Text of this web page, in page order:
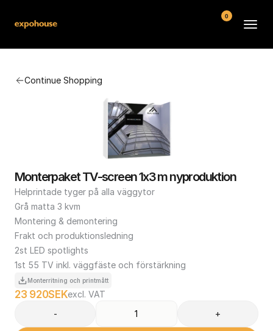
Continue Shopping
Monterpaket TV-screen 1x3 m nyproduktion
Helprintade tyger på alla väggytor
Grå matta 3 kvm
Montering & demontering
Frakt och produktionsledning
2st LED spotlights
1st 55 TV inkl. väggfäste och förstärkning
Monterritning och printmått
23 920SEKexcl. VAT
-
+
FAQ
Contact
Conditions
0